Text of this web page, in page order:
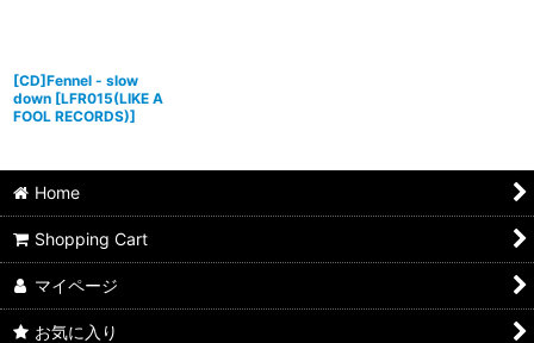
[CD]Fennel - slow
down [LFR015(LIKE A
FOOL RECORDS)]
Home
Shopping Cart
マイページ
お気に入り